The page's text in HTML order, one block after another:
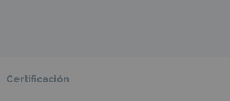
Certificación